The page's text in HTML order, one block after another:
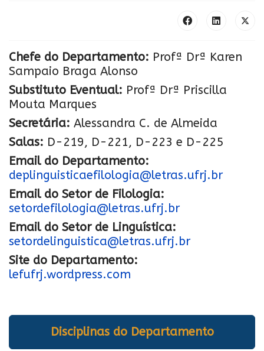
Chefe do Departamento: Profª Drª Karen
Sampaio Braga Alonso
Substituto Eventual: Profª Drª Priscilla
Mouta Marques
Secretária: Alessandra C. de Almeida
Salas: D-219, D-221, D-223 e D-225
Email do Departamento:
deplinguisticaefilologia@letras.ufrj.br
Email do Setor de Filologia:
setordefilologia@letras.ufrj.br
Email do Setor de Linguística:
setordelinguistica@letras.ufrj.br
Site do Departamento:
lefufrj.wordpress.com
Disciplinas do Departamento